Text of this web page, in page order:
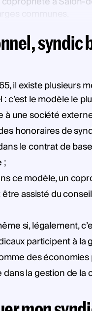
syndic
il existe plusieurs
c’est le modèle le
à une société
honoraires de
le contrat de
;
ce modèle, un
assisté du
si, légalement,
participent à
des
la gestion de la